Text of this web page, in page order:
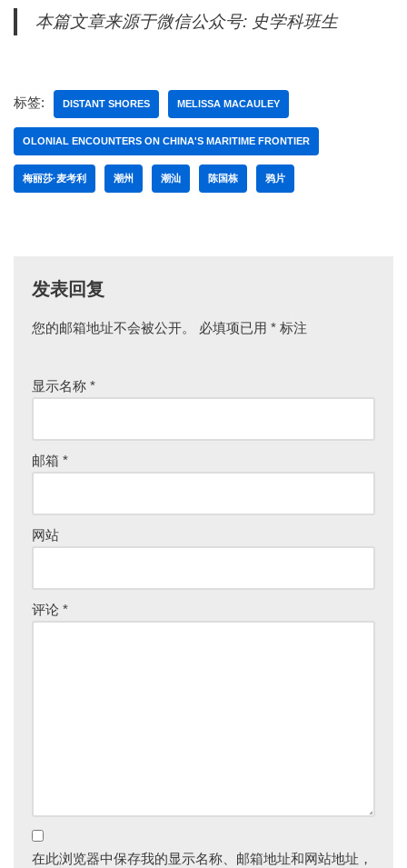
本篇文章来源于微信公众号: 史学科班生
标签: DISTANT SHORES MELISSA MACAULEY
OLONIAL ENCOUNTERS ON CHINA'S MARITIME FRONTIER
梅丽莎·麦考利 潮州 潮汕 陈国栋 鸦片
发表回复
您的邮箱地址不会被公开。 必填项已用 * 标注
显示名称 *
邮箱 *
网站
评论 *
在此浏览器中保存我的显示名称、邮箱地址和网站地址，